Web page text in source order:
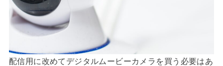
配信用に改めてデジタルムービーカメラを買う必要はあ